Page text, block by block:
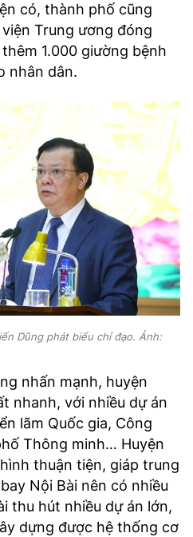
có, thành phố cũng
Trung ương đóng
1.000 giường bệnh
nhân dân.
Dũng phát biểu chỉ đạo. Ảnh:
nhấn mạnh, huyện
nhanh, với nhiều dự án
lãm Quốc gia, Công
Thông minh… Huyện
thuận tiện, giáp trung
Nội Bài nên có nhiều
thu hút nhiều dự án lớn,
dựng được hệ thống cơ